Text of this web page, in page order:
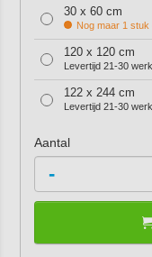
30 x 60 cm
Nog maar 1 stuk
120 x 120 cm
Levertijd 21-30
122 x 244 cm
Levertijd 21-30
Aantal
-